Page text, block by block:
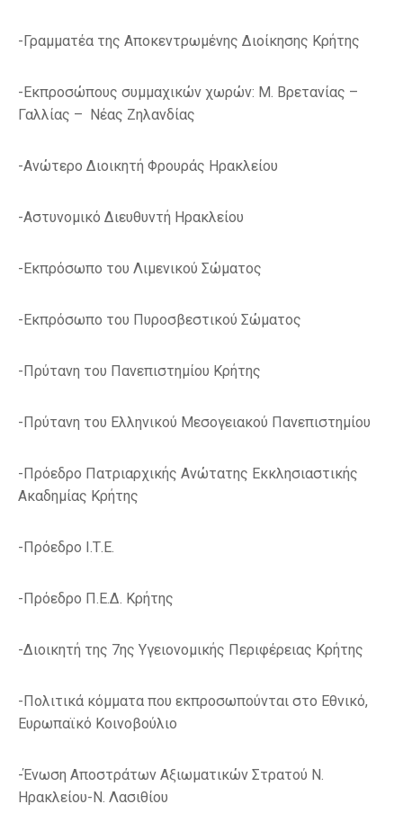
-Γραμματέα της Αποκεντρωμένης Διοίκησης Κρήτης
-Εκπροσώπους συμμαχικών χωρών: Μ. Βρετανίας –
Γαλλίας – Νέας Ζηλανδίας
-Ανώτερο Διοικητή Φρουράς Ηρακλείου
-Αστυνομικό Διευθυντή Ηρακλείου
-Εκπρόσωπο του Λιμενικού Σώματος
-Εκπρόσωπο του Πυροσβεστικού Σώματος
-Πρύτανη του Πανεπιστημίου Κρήτης
-Πρύτανη του Ελληνικού Μεσογειακού Πανεπιστημίου
-Πρόεδρο Πατριαρχικής Ανώτατης Εκκλησιαστικής
Ακαδημίας Κρήτης
-Πρόεδρο Ι.Τ.Ε.
-Πρόεδρο Π.Ε.Δ. Κρήτης
-Διοικητή της 7ης Υγειονομικής Περιφέρειας Κρήτης
-Πολιτικά κόμματα που εκπροσωπούνται στο Εθνικό,
Ευρωπαϊκό Κοινοβούλιο
-Ένωση Αποστράτων Αξιωματικών Στρατού Ν.
Ηρακλείου-Ν. Λασιθίου